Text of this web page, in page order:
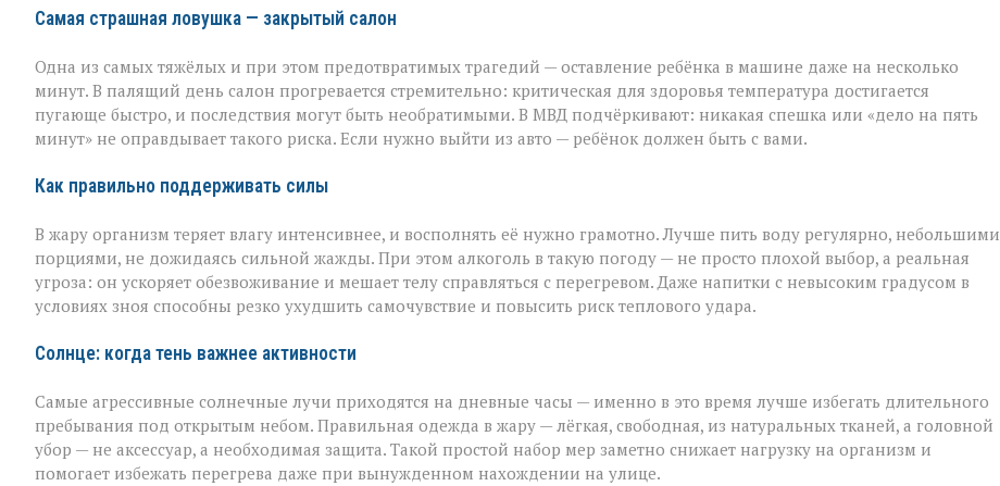
уберечь
себя
близких
Самая страшная ловушка — закрытый салон
Одна из самых тяжёлых и при этом предотвратимых трагедий — оставление ребёнка в машине даже на несколько
минут. В палящий день салон прогревается стремительно: критическая для здоровья температура достигается
пугающе быстро, и последствия могут быть необратимыми. В МВД подчёркивают: никакая спешка или «дело на пять
минут» не оправдывает такого риска. Если нужно выйти из авто — ребёнок должен быть с вами.
Как правильно поддерживать силы
В жару организм теряет влагу интенсивнее, и восполнять её нужно грамотно. Лучше пить воду регулярно, небольшими
порциями, не дожидаясь сильной жажды. При этом алкоголь в такую погоду — не просто плохой выбор, а реальная
угроза: он ускоряет обезвоживание и мешает телу справляться с перегревом. Даже напитки с невысоким градусом в
условиях зноя способны резко ухудшить самочувствие и повысить риск теплового удара.
Солнце: когда тень важнее активности
Самые агрессивные солнечные лучи приходятся на дневные часы — именно в это время лучше избегать длительного
пребывания под открытым небом. Правильная одежда в жару — лёгкая, свободная, из натуральных тканей, а головной
убор — не аксессуар, а необходимая защита. Такой простой набор мер заметно снижает нагрузку на организм и
помогает избежать перегрева даже при вынужденном нахождении на улице.